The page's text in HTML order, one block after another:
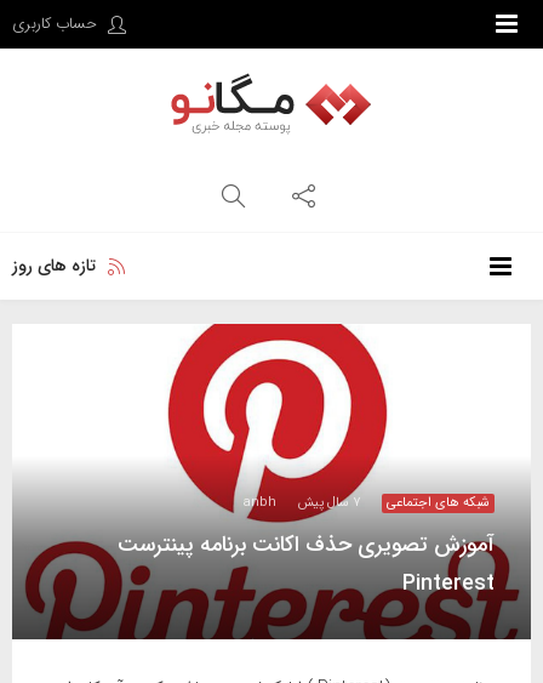
حساب کاربری
تازه های روز
شبکه های اجتماعی ۷ سال پیش anbh
آموزش تصویری حذف اکانت برنامه پینترست
Pinterest